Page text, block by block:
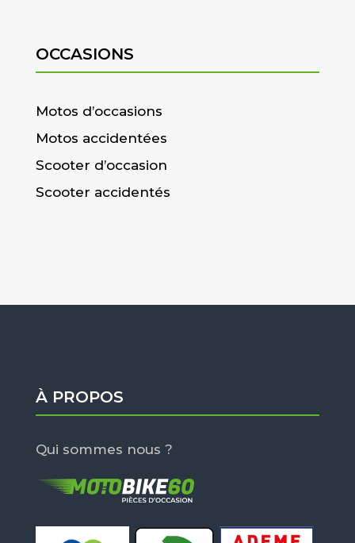
OCCASIONS
Motos d’occasions
Motos accidentées
Scooter d’occasion
Scooter accidentés
À PROPOS
Qui sommes nous ?